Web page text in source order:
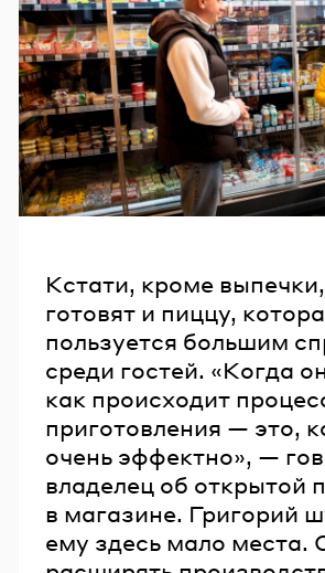
Кстати, кроме
готовят и пиццу,
пользуется большим
среди гостей. «Когда
как происходит
приготовления — это,
очень эффектно», —
владелец об открытой
в магазине. Григорий
ему здесь мало места.